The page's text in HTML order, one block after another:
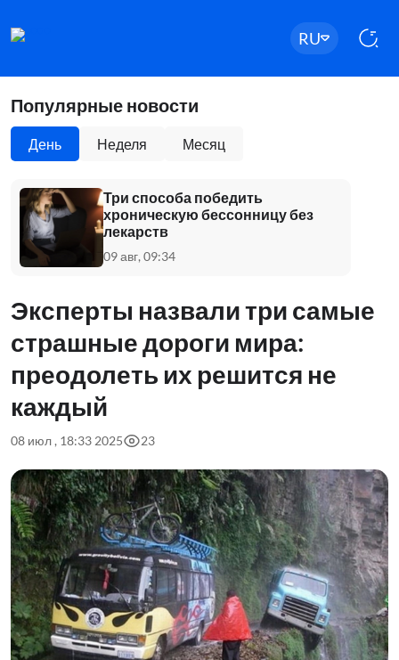
RU
Популярные новости
День Неделя Месяц
Три способа победить
хроническую бессонницу без
лекарств
09 авг, 09:34
Эксперты назвали три самые
страшные дороги мира:
преодолеть их решится не
каждый
08 июл , 18:33 2025 23